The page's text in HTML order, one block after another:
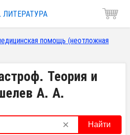
помощь (неотложная
Теория и
А. А.
Найти